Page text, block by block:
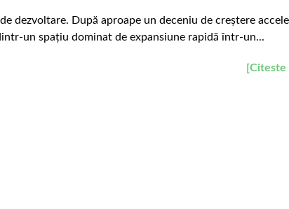
dezvoltare. După aproape un deceniu de creștere
un spațiu dominat de expansiune rapidă într-un...
[Citeste